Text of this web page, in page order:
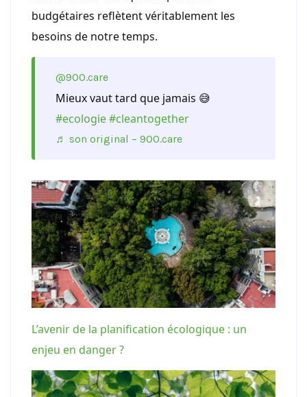
budgétaires reflètent véritablement les
besoins de notre temps.
@900.care
Mieux vaut tard que jamais 😅
#ecologie#cleantogether
♬ son original – 900.care
L’avenir de la planification écologique : un
enjeu en danger ?